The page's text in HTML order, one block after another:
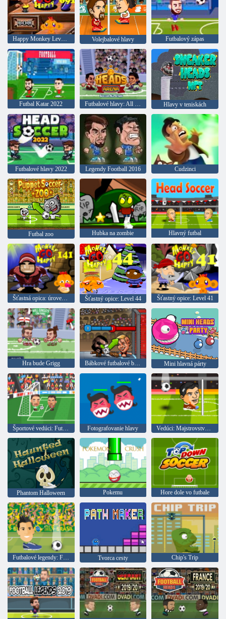
Happy Monkey Level 691 Volejbalové hlavy Futbalový zápas
Futbal Katar 2022 Futbalové hlavy: All Star Arena Hlavy v teniskách
Futbalové hlavy 2022 Legendy Football 2016 Cudzinci
Futbal zoo Hubka na zombie Hlavný futbal
Šťastná opica: úroveň 141 Šťastný opice: Level 44 Šťastný opice: Level 41
Hra bude Grigg Bábkové futbalové bojovníci Mini hlavná párty
Fotografovanie hlavy
Phantom Halloween Pokemu Hore dole vo futbale
Futbalové legendy: Futbalové hlavy Tvorca cesty Chip's Trip